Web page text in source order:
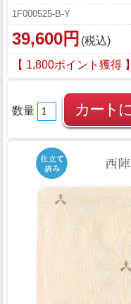
1F000525-B-Y
39,600円 (税込)
【 1,800ポイント獲得 】
数量